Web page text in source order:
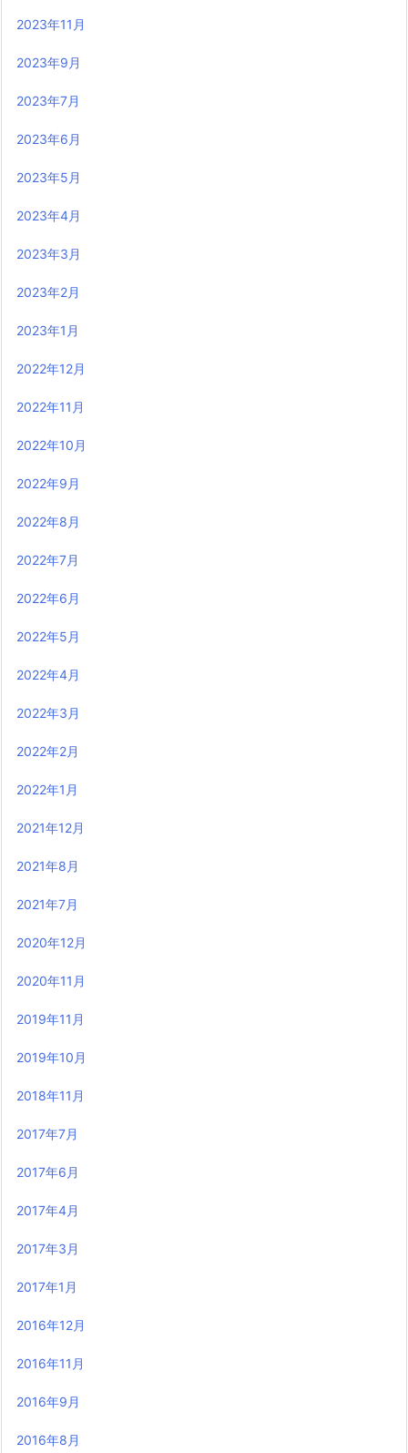
2023年11月
2023年9月
2023年7月
2023年6月
2023年5月
2023年4月
2023年3月
2023年2月
2023年1月
2022年12月
2022年11月
2022年10月
2022年9月
2022年8月
2022年7月
2022年6月
2022年5月
2022年4月
2022年3月
2022年2月
2022年1月
2021年12月
2021年8月
2021年7月
2020年12月
2020年11月
2019年11月
2019年10月
2018年11月
2017年7月
2017年6月
2017年4月
2017年3月
2017年1月
2016年12月
2016年11月
2016年9月
2016年8月